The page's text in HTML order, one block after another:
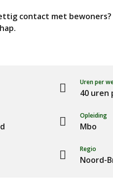
contact met
Uren per
40 uren
Opleiding
Mbo
Regio
Noord-